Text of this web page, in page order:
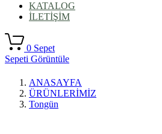
KATALOG
İLETİŞİM
0 Sepet
Sepeti Görüntüle
ANASAYFA
ÜRÜNLERİMİZ
Tongün